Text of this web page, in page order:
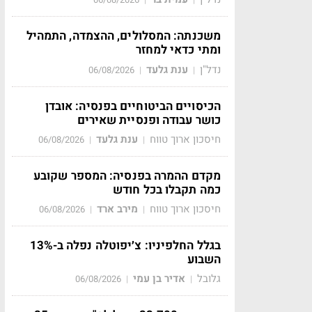
משכנתה: המסלולים, ההצמדה, התמהיל
ומתי כדאי למחזר
נדל"ן | ענת גלעד |
06/08/2026
הכיסויים הביטוחיים בפנסיה: אובדן
כושר עבודה ופנסיית שאירים
חיסכון ארוך טווח | ענת גלעד |
06/08/2026
מקדם ההמרה בפנסיה: המספר שקובע
כמה תקבלו בכל חודש
חיסכון ארוך טווח | מירב ארד |
06/08/2026
בגלל החלפיניו: צ׳יפוטלה נפלה ב-13%
השבוע
גלובל | אדיר בן עמי |
06/08/2026